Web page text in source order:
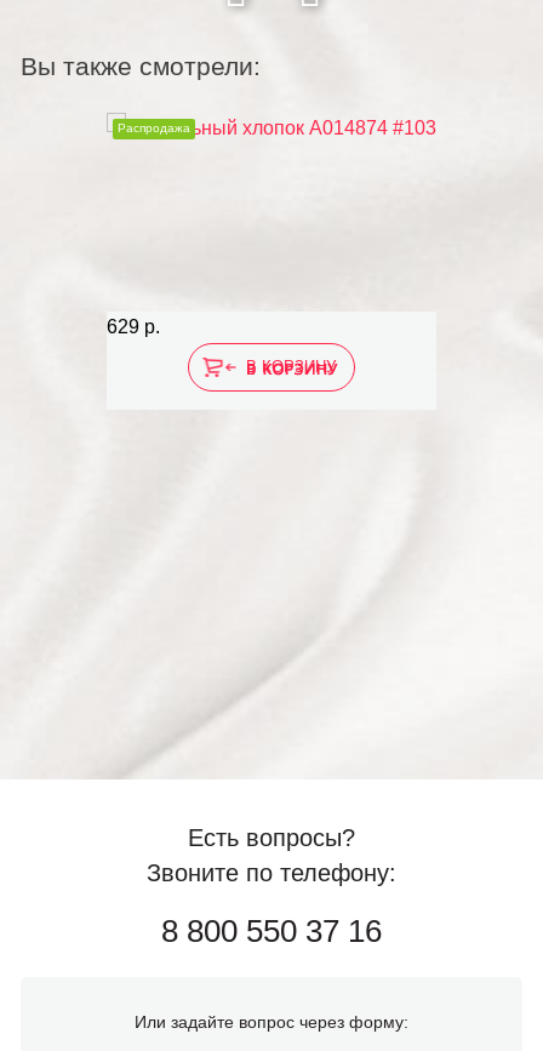
Вы также смотрели:
629 р.
Распродажа
В КОРЗИНУ
Есть вопросы?
Звоните по телефону:
8 800 550 37 16
Или задайте вопрос через форму: